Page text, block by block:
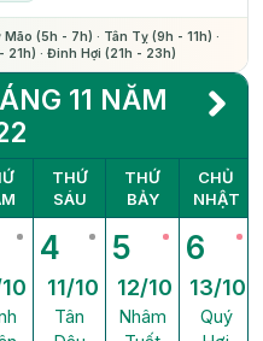
(5h - 7h) · Tân Tỵ (9h - 11h) ·
21h) · Đinh Hợi (21h - 23h)
11 NĂM
THỨ
SÁU
THỨ
BẢY
CHỦ
NHẬT
4
11/10
Tân
5
12/10
Nhâm
6
13/10
Quý